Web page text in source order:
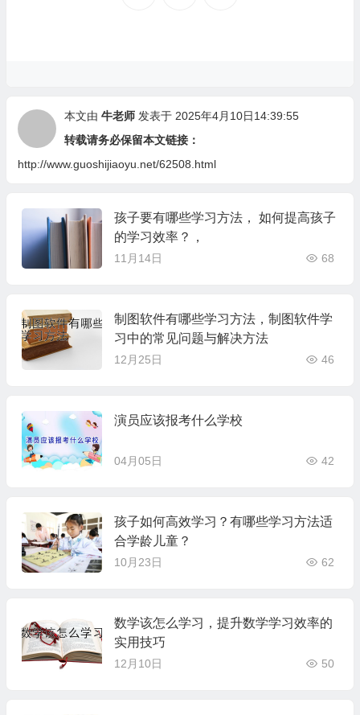
本文由 牛老师发表于 2025年4月10日14:39:55
转载请务必保留本文链接：
http://www.guoshijiaoyu.net/62508.html
孩子要有哪些学习方法， 如何提高孩子
的学习效率？，
11月14日 68
制图软件有哪些学习方法，制图软件学
习中的常见问题与解决方法
12月25日 46
演员应该报考什么学校
04月05日 42
孩子如何高效学习？有哪些学习方法适
合学龄儿童？
10月23日 62
数学该怎么学习，提升数学学习效率的
实用技巧
12月10日 50